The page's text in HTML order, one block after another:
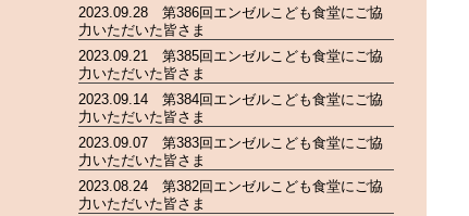
2023.09.28 第386回エンゼルこども食堂にご協
力いただいた皆さま
2023.09.21 第385回エンゼルこども食堂にご協
力いただいた皆さま
2023.09.14 第384回エンゼルこども食堂にご協
力いただいた皆さま
2023.09.07 第383回エンゼルこども食堂にご協
力いただいた皆さま
2023.08.24 第382回エンゼルこども食堂にご協
力いただいた皆さま